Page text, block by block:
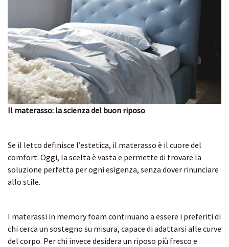
Il materasso: la scienza del buon riposo
Se il letto definisce l’estetica, il materasso è il cuore del
comfort. Oggi, la scelta è vasta e permette di trovare la
soluzione perfetta per ogni esigenza, senza dover rinunciare
allo stile.
I materassi in memory foam continuano a essere i preferiti di
chi cerca un sostegno su misura, capace di adattarsi alle curve
del corpo. Per chi invece desidera un riposo più fresco e